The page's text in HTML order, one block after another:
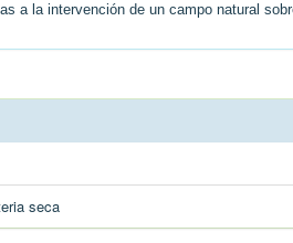
a la intervención de un campo natural
seca